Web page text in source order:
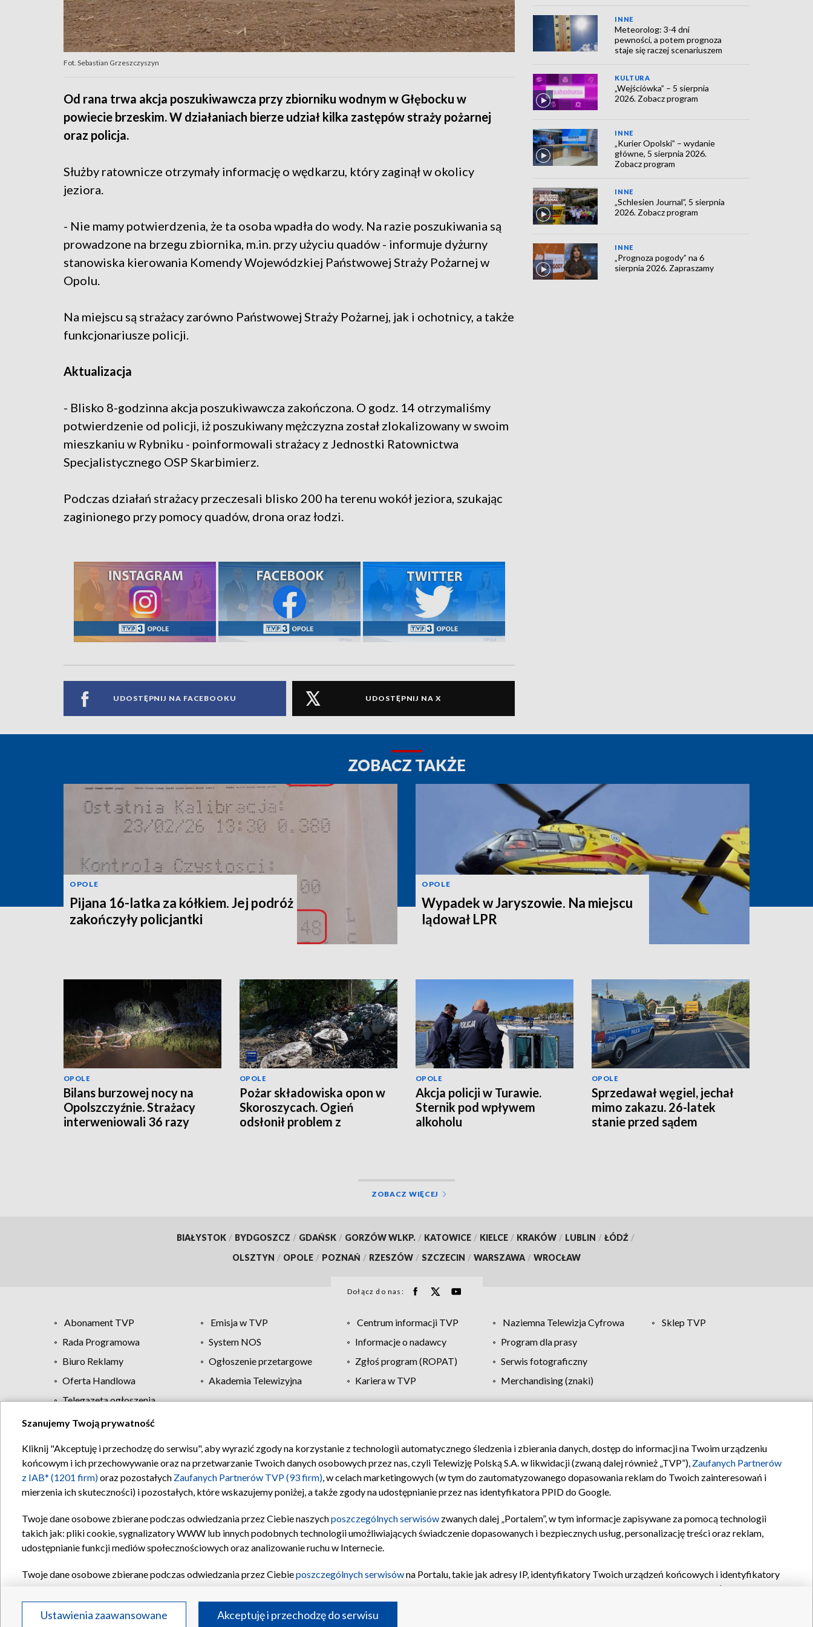
Fot. Sebastian Grzeszczyszyn
Od rana trwa akcja poszukiwawcza przy zbiorniku wodnym w Głębocku w
powiecie brzeskim. W działaniach bierze udział kilka zastępów straży pożarnej
oraz policja.
Służby ratownicze otrzymały informację o wędkarzu, który zaginął w okolicy
jeziora.
- Nie mamy potwierdzenia, że ta osoba wpadła do wody. Na razie poszukiwania są
prowadzone na brzegu zbiornika, m.in. przy użyciu quadów - informuje dyżurny
stanowiska kierowania Komendy Wojewódzkiej Państwowej Straży Pożarnej w
Opolu.
Na miejscu są strażacy zarówno Państwowej Straży Pożarnej, jak i ochotnicy, a także
funkcjonariusze policji.
Aktualizacja
- Blisko 8-godzinna akcja poszukiwawcza zakończona. O godz. 14 otrzymaliśmy
potwierdzenie od policji, iż poszukiwany mężczyzna został zlokalizowany w swoim
mieszkaniu w Rybniku - poinformowali strażacy z Jednostki Ratownictwa
Specjalistycznego OSP Skarbimierz.
Podczas działań strażacy przeczesali blisko 200 ha terenu wokół jeziora, szukając
zaginionego przy pomocy quadów, drona oraz łodzi.
UDOSTĘPNIJ NA FACEBOOKU UDOSTĘPNIJ NA X
INNE
Meteorolog: 3-4 dni
pewności, a potem prognoza
staje się raczej scenariuszem
KULTURA
„Wejściówka” – 5 sierpnia
2026. Zobacz program
INNE
„Kurier Opolski” – wydanie
główne, 5 sierpnia 2026.
Zobacz program
INNE
„Schlesien Journal”, 5 sierpnia
2026. Zobacz program
INNE
„Prognoza pogody” na 6
sierpnia 2026. Zapraszamy
ZOBACZ TAKŻE
OPOLE
Pijana 16-latka za kółkiem. Jej podróż
zakończyły policjantki
OPOLE
Wypadek w Jaryszowie. Na miejscu
lądował LPR
OPOLE
Bilans burzowej nocy na
Opolszczyźnie. Strażacy
interweniowali 36 razy
OPOLE
Pożar składowiska opon w
Skoroszycach. Ogień
odsłonił problem z
OPOLE
Akcja policji w Turawie.
Sternik pod wpływem
alkoholu
OPOLE
Sprzedawał węgiel, jechał
mimo zakazu. 26-latek
stanie przed sądem
ZOBACZ WIĘCEJ
BIAŁYSTOK / BYDGOSZCZ / GDAŃSK / GORZÓW WLKP. / KATOWICE / KIELCE / KRAKÓW / LUBLIN / ŁÓDŹ /
OLSZTYN / OPOLE / POZNAŃ / RZESZÓW / SZCZECIN / WARSZAWA / WROCŁAW
Dołącz do nas:
Abonament TVP Emisja w TVP Centrum informacji TVP Naziemna Telewizja Cyfrowa
Sklep TVP
Rada Programowa
System NOS Informacje o nadawcy
Program dla prasy
Biuro Reklamy
Ogłoszenie przetargowe Zgłoś program (ROPAT)
Serwis fotograficzny
Oferta Handlowa
Akademia Telewizyjna Kariera w TVP
Merchandising (znaki)
Telegazeta ogłoszenia
Regulamin TVP Polityka prywatności Moje zgody Pomoc Biuro reklamy Kontakt
Szanujemy Twoją prywatność
Kliknij "Akceptuję i przechodzę do serwisu", aby wyrazić zgody na korzystanie z technologii automatycznego śledzenia i zbierania danych, dostęp do informacji na Twoim urządzeniu
końcowym i ich przechowywanie oraz na przetwarzanie Twoich danych osobowych przez nas, czyli Telewizję Polską S.A. w likwidacji (zwaną dalej również „TVP”), Zaufanych Partnerów
z IAB* (1201 firm)oraz pozostałych Zaufanych Partnerów TVP (93 firm), w celach marketingowych (w tym do zautomatyzowanego dopasowania reklam do Twoich zainteresowań i
mierzenia ich skuteczności) i pozostałych, które wskazujemy poniżej, a także zgody na udostępnianie przez nas identyfikatora PPID do Google.
Twoje dane osobowe zbierane podczas odwiedzania przez Ciebie naszychposzczególnych serwisów zwanych dalej „Portalem”, w tym informacje zapisywane za pomocą technologii
takich jak: pliki cookie, sygnalizatory WWW lub innych podobnych technologii umożliwiających świadczenie dopasowanych i bezpiecznych usług, personalizację treści oraz reklam,
udostępnianie funkcji mediów społecznościowych oraz analizowanie ruchu w Internecie.
Twoje dane osobowe zbierane podczas odwiedzania przez Ciebieposzczególnych serwisówna Portalu, takie jak adresy IP, identyfikatory Twoich urządzeń końcowych i identyfikatory
oraz pozostałych
Partnerów TVPdla realizacji następujących celów i funkcji: przechowywania informacji na urządzeniu lub dostęp do nich, wyboru podstawowych reklam, wyboru spersonalizowanych
reklam, tworzenia profilu spersonalizowanych reklam, tworzenia profilu spersonalizowanych treści, wyboru spersonalizowanych treści, pomiaru wydajności reklam, pomiaru wydajności
Ustawienia zaawansowane Akceptuję i przechodzę do serwisu